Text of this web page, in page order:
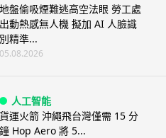
地盤偷吸煙難逃高空法眼 勞工處
出動熱感無人機 擬加 AI 人臉識
別精準...
05.08.2026
人工智能
貨運火箭 沖繩飛台灣僅需 15 分
鐘 Hop Aero 將 5...